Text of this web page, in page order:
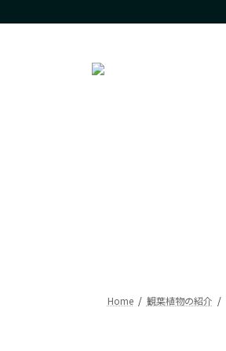
ン
ビ
Home 観葉植物の紹介